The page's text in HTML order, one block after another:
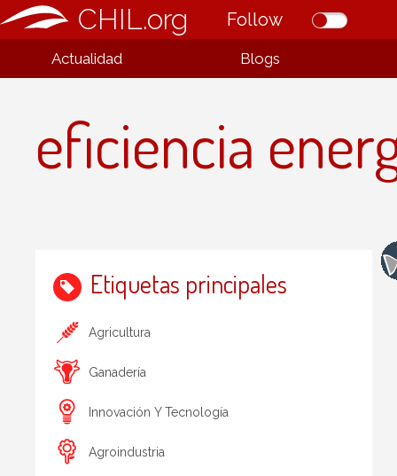
CHIL.org Follow
Actualidad Blogs
eficiencia
Etiquetas principales
Agricultura
Ganadería
Innovación Y Tecnología
Agroindustria